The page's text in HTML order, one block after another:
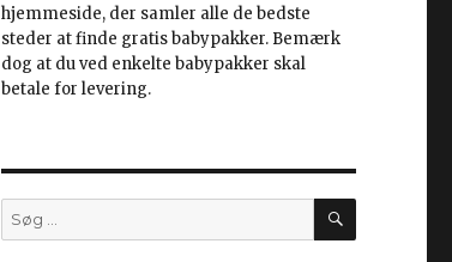
hjemmeside, der samler alle de bedste
steder at finde gratis babypakker. Bemærk
dog at du ved enkelte babypakker skal
betale for levering.
Søg
efter:
SØG